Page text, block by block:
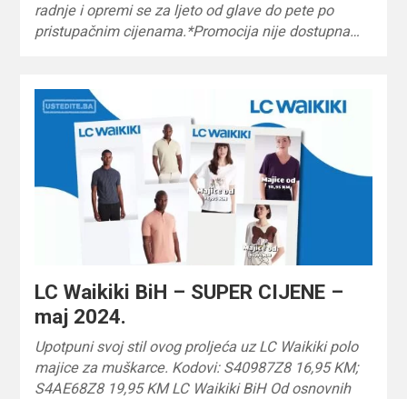
radnje i opremi se za ljeto od glave do pete po
pristupačnim cijenama.*Promocija nije dostupna…
LC Waikiki BiH – SUPER CIJENE –
maj 2024.
Upotpuni svoj stil ovog proljeća uz LC Waikiki polo
majice za muškarce. Kodovi: S40987Z8 16,95 KM;
S4AE68Z8 19,95 KM LC Waikiki BiH Od osnovnih